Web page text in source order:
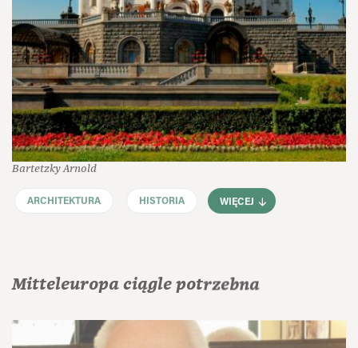
Bartetzky Arnold
ARCHITEKTURA HISTORIA WIĘCEJ
Mitteleuropa ciągle potrzebna